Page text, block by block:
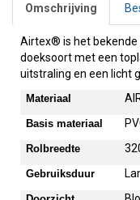
Omschrijving
Airtex® is het bekende
doeksoort met een
uitstraling en een licht
Materiaal
Basis materiaal
Rolbreedte
Gebruiksduur